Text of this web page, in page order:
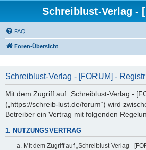
Schreiblust-Verlag -
FAQ
Foren-Übersicht
Schreiblust-Verlag - [FORUM] -
Mit dem Zugriff auf „Schreiblust-Verlag -
(„https://schreib-lust.de/forum“) wird
Betreiber ein Vertrag mit folgenden
1. NUTZUNGSVERTRAG
Mit dem Zugriff auf „Schreiblust-Verlag -